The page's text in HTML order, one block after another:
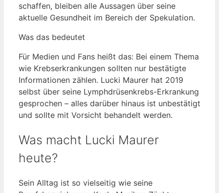
schaffen, bleiben alle Aussagen über seine
aktuelle Gesundheit im Bereich der Spekulation.
Was das bedeutet
Für Medien und Fans heißt das: Bei einem Thema
wie Krebserkrankungen sollten nur bestätigte
Informationen zählen. Lucki Maurer hat 2019
selbst über seine Lymphdrüsenkrebs-Erkrankung
gesprochen – alles darüber hinaus ist unbestätigt
und sollte mit Vorsicht behandelt werden.
Was macht Lucki Maurer
heute?
Sein Alltag ist so vielseitig wie seine